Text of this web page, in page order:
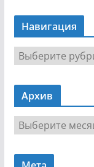
Навигация
Н
а
в
г
Архив
р
х